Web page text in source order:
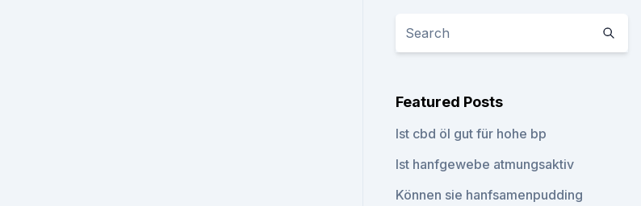
Featured Posts
Ist cbd öl gut für hohe bp
Ist hanfgewebe atmungsaktiv
Können sie hanfsamenpudding